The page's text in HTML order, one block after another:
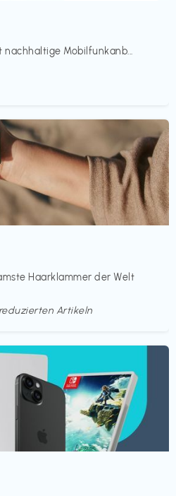
Mobilfunkanb...
Haarklammer der Welt
Artikeln